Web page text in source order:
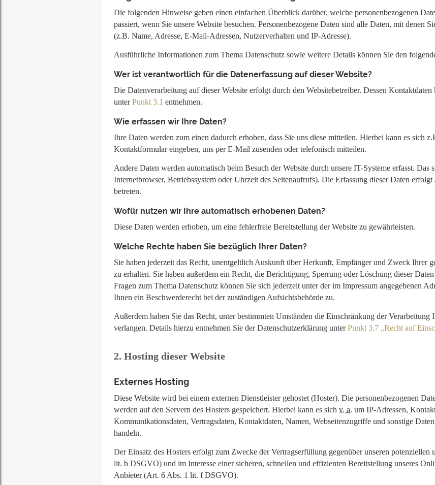
Die folgenden Hinweise geben einen einfachen Überblick darüber, welche personenbezogenen
passiert, wenn Sie unsere Website besuchen. Personenbezogene Daten sind alle Daten, mit denen
(z.B. Name, Adresse, E-Mail-Adressen, Nutzerverhalten und IP-Adresse).
Ausführliche Informationen zum Thema Datenschutz sowie weitere Details können Sie den
Wer ist verantwortlich für die Datenerfassung auf dieser Website?
Die Datenverarbeitung auf dieser Website erfolgt durch den Websitebetreiber. Dessen
unterPunkt 3.1 entnehmen.
Wie erfassen wir Ihre Daten?
Ihre Daten werden zum einen dadurch erhoben, dass Sie uns diese mitteilen. Hierbei kann es sich
Kontaktformular eingeben, uns per E-Mail zusenden oder telefonisch mitteilen.
Andere Daten werden automatisch beim Besuch der Website durch unsere IT-Systeme erfasst. Das
Internetbrowser, Betriebssystem oder Uhrzeit des Seitenaufrufs). Die Erfassung dieser Daten erfolgt
betreten.
Wofür nutzen wir Ihre automatisch erhobenen Daten?
Diese Daten werden erhoben, um eine fehlerfreie Bereitstellung der Website zu gewährleisten.
Welche Rechte haben Sie bezüglich Ihrer Daten?
Sie haben jederzeit das Recht, unentgeltlich Auskunft über Herkunft, Empfänger und Zweck Ihrer
zu erhalten. Sie haben außerdem ein Recht, die Berichtigung, Sperrung oder Löschung dieser
Fragen zum Thema Datenschutz können Sie sich jederzeit unter der im Impressum angegebenen
Ihnen ein Beschwerderecht bei der zuständigen Aufsichtsbehörde zu.
Außerdem haben Sie das Recht, unter bestimmten Umständen die Einschränkung der Verarbeitung
verlangen. Details hierzu entnehmen Sie der Datenschutzerklärung unterPunkt 3.7 „Recht auf
2. Hosting dieser Website
Externes Hosting
Diese Website wird bei einem externen Dienstleister gehostet (Hoster). Die personenbezogenen
werden auf den Servern des Hosters gespeichert. Hierbei kann es sich v. a. um IP-Adressen,
Kommunikationsdaten, Vertragsdaten, Kontaktdaten, Namen, Webseitenzugriffe und sonstige
handeln.
Der Einsatz des Hosters erfolgt zum Zwecke der Vertragserfüllung gegenüber unseren potenziellen
lit. b DSGVO) und im Interesse einer sicheren, schnellen und effizienten Bereitstellung unseres
Anbieter (Art. 6 Abs. 1 lit. f DSGVO).